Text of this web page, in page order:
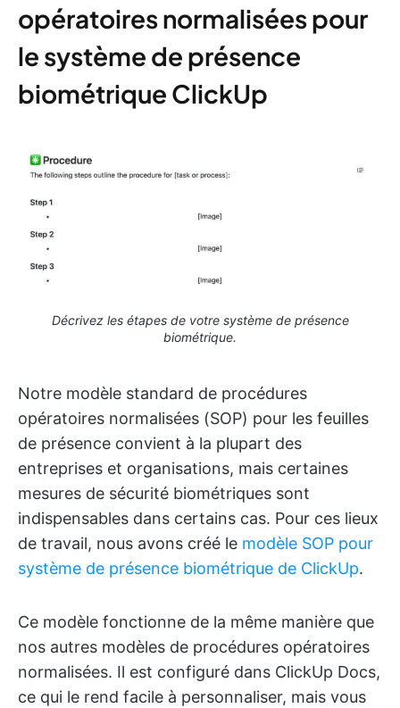
opératoires normalisées pour
le système de présence
biométrique ClickUp
Décrivez les étapes de votre système de présence
biométrique.
Notre modèle standard de procédures
opératoires normalisées (SOP) pour les feuilles
de présence convient à la plupart des
entreprises et organisations, mais certaines
mesures de sécurité biométriques sont
indispensables dans certains cas. Pour ces lieux
de travail, nous avons créé le modèle SOP pour
système de présence biométrique de ClickUp.
Ce modèle fonctionne de la même manière que
nos autres modèles de procédures opératoires
normalisées. Il est configuré dans ClickUp Docs,
ce qui le rend facile à personnaliser, mais vous